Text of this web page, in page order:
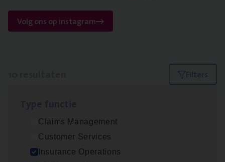
Volg ons op instagram
Filters
Claims Management
Customer Services
Insurance Operations
(Agi­le)ITPro­ject Manager
IT, Change & Innovation
Antwerpen